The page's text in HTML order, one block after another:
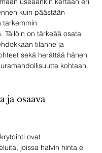
kuin päästään
tarkemmin
Tällöin on tärkeää osata
tilanne ja
sekä herättää hänen
kohtaan.
ja osaava
ovat
joissa halvin hinta ei